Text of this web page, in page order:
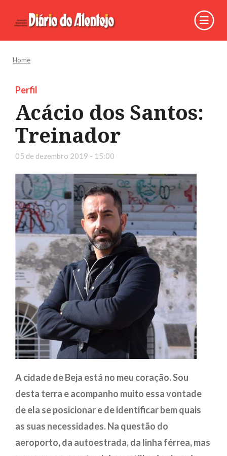
Home
Perfil
Acácio dos Santos:
Treinador
05 de dezembro 2019 - 15:00
A cidade de Beja está no meu coração. Sou
desta terra e acompanho muito essa vontade
de ela se posicionar e de identificar bem quais
as suas necessidades. Na questão do
aeroporto, da autoestrada, da linha férrea, mas